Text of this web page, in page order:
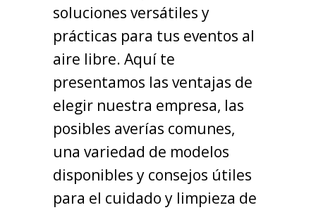
soluciones versátiles y
prácticas para tus eventos al
aire libre. Aquí te
presentamos las ventajas de
elegir nuestra empresa, las
posibles averías comunes,
una variedad de modelos
disponibles y consejos útiles
para el cuidado y limpieza de